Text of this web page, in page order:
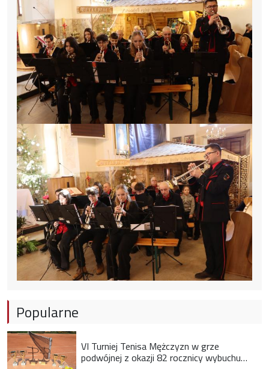
Popularne
VI Turniej Tenisa Mężczyzn w grze
podwójnej z okazji 82 rocznicy wybuchu